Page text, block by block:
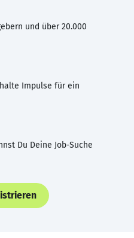
und über 20.000
Impulse für ein
Du Deine Job-Suche